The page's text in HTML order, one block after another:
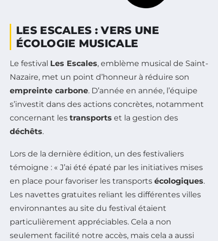
LES ESCALES : VERS UNE
ÉCOLOGIE MUSICALE
Le festival Les Escales, emblème musical de Saint-
Nazaire, met un point d’honneur à réduire son
empreinte carbone. D’année en année, l’équipe
s’investit dans des actions concrètes, notamment
concernant les transports et la gestion des
déchêts.
Lors de la dernière édition, un des festivaliers
témoigne : « J’ai été épaté par les initiatives mises
en place pour favoriser les transports écologiques.
Les navettes gratuites reliant les différentes villes
environnantes au site du festival étaient
particulièrement appréciables. Cela a non
seulement facilité notre accès, mais cela a aussi